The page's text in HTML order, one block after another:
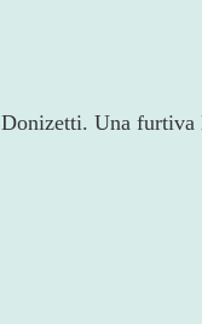
Donizetti. Una furtiva